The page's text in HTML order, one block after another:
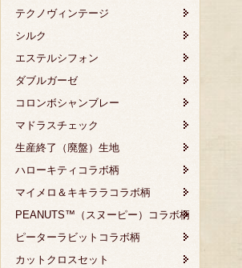
テクノヴィンテージ
シルク
エステルシフォン
ダブルガーゼ
コロンボシャンブレー
マドラスチェック
生産終了（廃盤）生地
ハローキティコラボ柄
マイメロ＆キキララコラボ柄
PEANUTS™（スヌーピー）コラボ柄
ピーターラビットコラボ柄
カットクロスセット